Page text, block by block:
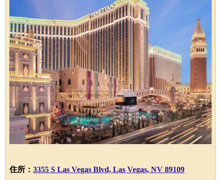
住所： 3355 S Las Vegas Blvd, Las Vegas, NV 89109